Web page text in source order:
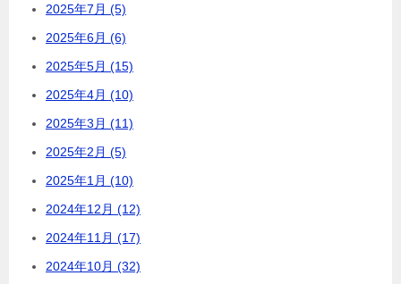
2025年7月 (5)
2025年6月 (6)
2025年5月 (15)
2025年4月 (10)
2025年3月 (11)
2025年2月 (5)
2025年1月 (10)
2024年12月 (12)
2024年11月 (17)
2024年10月 (32)